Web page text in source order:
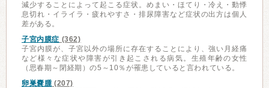
減少することによって起こる症状。めまい・ほてり・冷え・動悸
息切れ・イライラ・疲れやすさ・排尿障害など症状の出方は個人
差がある。
子宮内膜症 (362)
子宮内膜が、子宮以外の場所に存在することにより、強い月経痛
など様々な症状や障害が引き起こされる病気。生殖年齢の女性
（思春期～閉経期）の5～10％が罹患していると言われている。
卵巣嚢腫(207)